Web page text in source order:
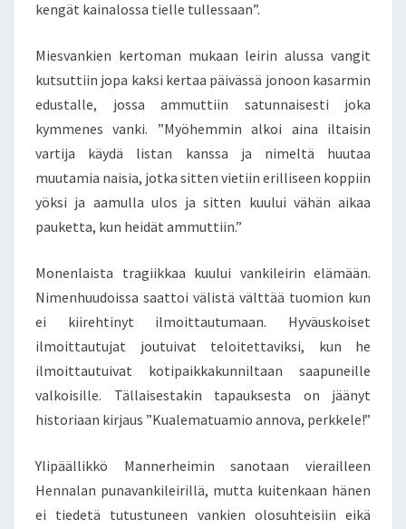
kengät kainalossa tielle tullessaan”.
Miesvankien kertoman mukaan leirin alussa vangit
kutsuttiin jopa kaksi kertaa päivässä jonoon kasarmin
edustalle, jossa ammuttiin satunnaisesti joka
kymmenes vanki. ”Myöhemmin alkoi aina iltaisin
vartija käydä listan kanssa ja nimeltä huutaa
muutamia naisia, jotka sitten vietiin erilliseen koppiin
yöksi ja aamulla ulos ja sitten kuului vähän aikaa
pauketta, kun heidät ammuttiin.”
Monenlaista tragiikkaa kuului vankileirin elämään.
Nimenhuudoissa saattoi välistä välttää tuomion kun
ei kiirehtinyt ilmoittautumaan. Hyväuskoiset
ilmoittautujat joutuivat teloitettaviksi, kun he
ilmoittautuivat kotipaikkakunniltaan saapuneille
valkoisille. Tällaisestakin tapauksesta on jäänyt
historiaan kirjaus ”Kualematuamio annova, perkkele!”
Ylipäällikkö Mannerheimin sanotaan vierailleen
Hennalan punavankileirillä, mutta kuitenkaan hänen
ei tiedetä tutustuneen vankien olosuhteisiin eikä